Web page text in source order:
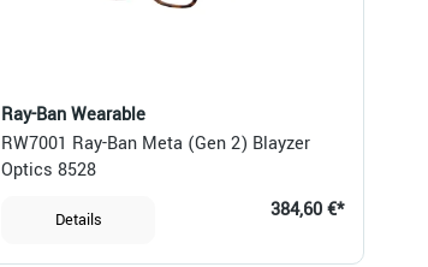
Ray-Ban Wearable
RW7001 Ray-Ban Meta (Gen 2) Blayzer
Optics 8528
Details 384,60 €*